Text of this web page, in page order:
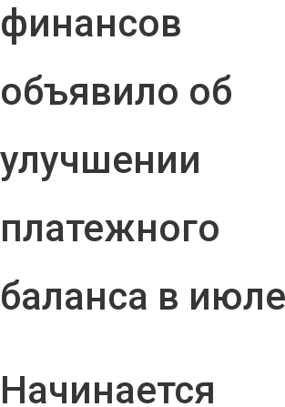
финансов
объявило об
улучшении
платежного
баланса в июле
Начинается